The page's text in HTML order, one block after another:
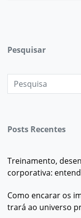
Pesquisar
Posts Recentes
Treinamento,
corporativa:
Como encarar os
trará ao universo